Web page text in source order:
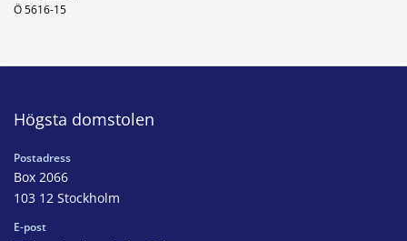
Ö 5616-15
Högsta domstolen
Postadress
Box 2066
103 12 Stockholm
E-post